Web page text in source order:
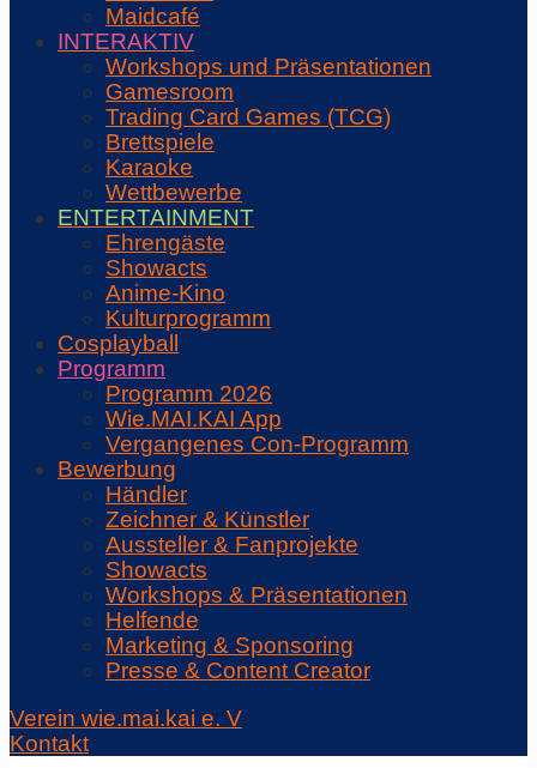
Maidcafé
INTERAKTIV
Workshops und Präsentationen
Gamesroom
Trading Card Games (TCG)
Brettspiele
Karaoke
Wettbewerbe
ENTERTAINMENT
Ehrengäste
Showacts
Anime-Kino
Kulturprogramm
Cosplayball
Programm
Programm 2026
Wie.MAI.KAI App
Vergangenes Con-Programm
Bewerbung
Händler
Zeichner & Künstler
Aussteller & Fanprojekte
Showacts
Workshops & Präsentationen
Helfende
Marketing & Sponsoring
Presse & Content Creator
Verein wie.mai.kai e. V
Kontakt